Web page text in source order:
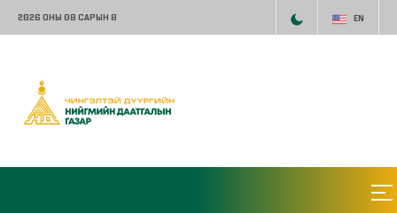
2026 ОНЫ 08 САРЫН 8 EN